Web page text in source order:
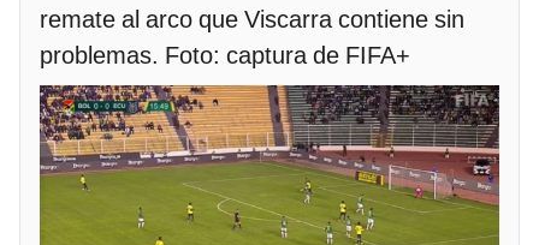
remate al arco que Viscarra contiene sin
problemas. Foto: captura de FIFA+